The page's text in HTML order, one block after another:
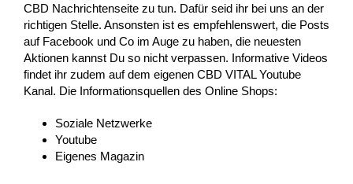
CBD Nachrichtenseite zu tun. Dafür seid ihr bei uns an der
richtigen Stelle. Ansonsten ist es empfehlenswert, die Posts
auf Facebook und Co im Auge zu haben, die neuesten
Aktionen kannst Du so nicht verpassen. Informative Videos
findet ihr zudem auf dem eigenen CBD VITAL Youtube
Kanal. Die Informationsquellen des Online Shops:
Soziale Netzwerke
Youtube
Eigenes Magazin